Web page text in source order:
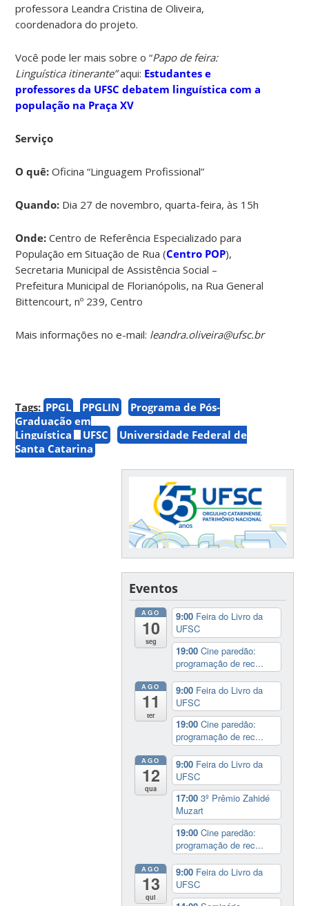
professora Leandra Cristina de Oliveira,
coordenadora do projeto.
Você pode ler mais sobre o “Papo de feira:
Linguística itinerante”aqui: Estudantes e
professores da UFSC debatem linguística com a
população na Praça XV
Serviço
O quê:Oficina “Linguagem Profissional”
Quando: Dia 27 de novembro, quarta-feira, às 15h
Onde:Centro de Referência Especializado para
População em Situação de Rua (Centro POP),
Secretaria Municipal de Assistência Social –
Prefeitura Municipal de Florianópolis, na Rua General
Bittencourt, nº 239, Centro
Mais informações no e-mail: leandra.oliveira@ufsc.br
Tags: PPGL PPGLIN
Programa de Pós-
Graduação em
Linguística
UFSC
Universidade Federal de
Santa Catarina
Eventos
AGO
10
seg
9:00 Feira do Livro da
UFSC
19:00Cine paredão:
programação de rec...
AGO
11
ter
9:00 Feira do Livro da
UFSC
19:00Cine paredão:
programação de rec...
AGO
12
qua
9:00 Feira do Livro da
UFSC
17:003º Prêmio Zahidé
Muzart
19:00Cine paredão:
programação de rec...
AGO
13
qui
9:00 Feira do Livro da
UFSC